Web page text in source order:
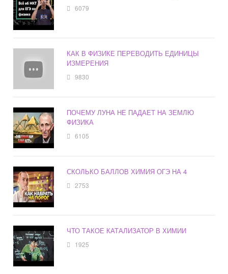
6079
КАК В ФИЗИКЕ ПЕРЕВОДИТЬ ЕДИНИЦЫ
ИЗМЕРЕНИЯ
9830
ПОЧЕМУ ЛУНА НЕ ПАДАЕТ НА ЗЕМЛЮ
ФИЗИКА
6105
СКОЛЬКО БАЛЛОВ ХИМИЯ ОГЭ НА 4
2753
ЧТО ТАКОЕ КАТАЛИЗАТОР В ХИМИИ
1925